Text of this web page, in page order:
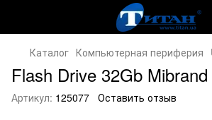
Каталог Компьютерная периферия
Flash Drive 32Gb
Артикул: 125077 Оставить отзыв